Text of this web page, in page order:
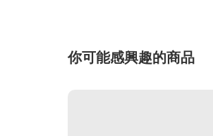
你可能感興趣的商品